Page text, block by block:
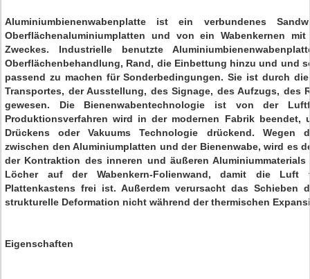
Aluminiumbienenwabenplatte ist ein verbundenes
Oberflächenaluminiumplatten und von ein Wabenkernen
Zweckes. Industrielle benutzte
Oberflächenbehandlung, Rand, die Einbettung hinzu und und
passend zu machen für Sonderbedingungen. Sie ist durch
Transportes, der Ausstellung, des Signage, des Aufzugs, des
gewesen. Die Bienenwabentechnologie ist von der
Produktionsverfahren wird in der modernen Fabrik beendet,
Drückens oder Vakuums Technologie drückend. Wegen
zwischen den Aluminiumplatten und der Bienenwabe, wird es
der Kontraktion des inneren und äußeren
Löcher auf der Wabenkern-Folienwand, damit die Luft
Plattenkastens frei ist. Außerdem verursacht das Schieben
strukturelle Deformation nicht während der thermischen
Eigenschaften